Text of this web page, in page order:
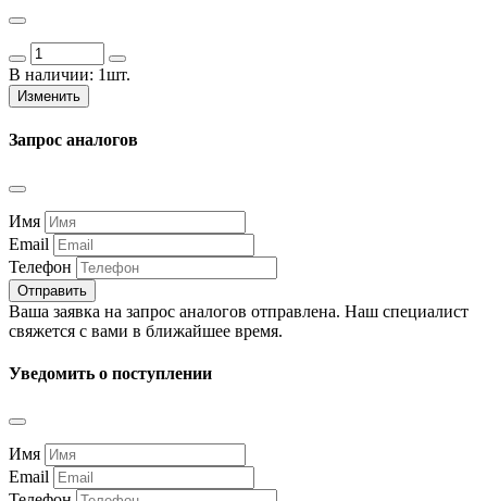
В наличии: 1шт.
Изменить
Запрос аналогов
Имя
Email
Телефон
Отправить
Ваша заявка на запрос аналогов отправлена. Наш специалист
свяжется с вами в ближайшее время.
Уведомить о поступлении
Имя
Email